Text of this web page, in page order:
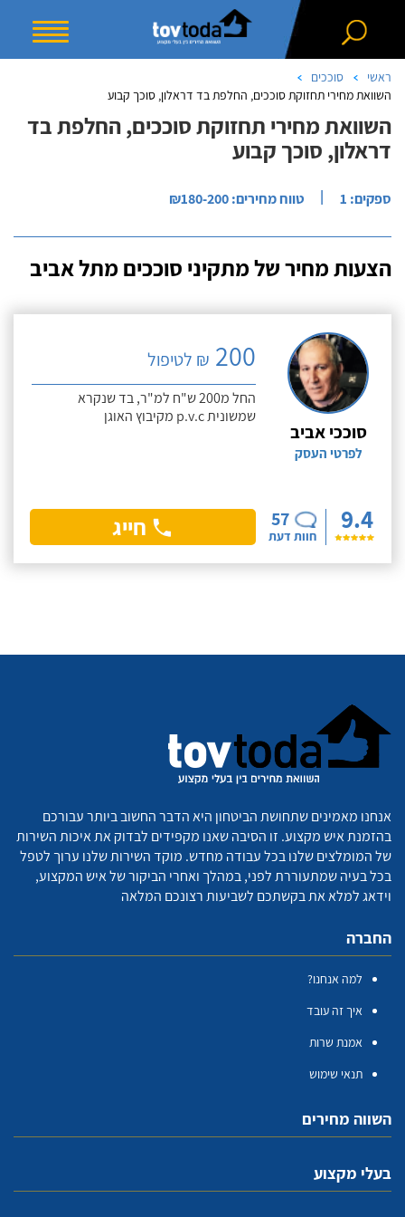
ראשי
סוככים
השוואת מחירי תחזוקת סוככים, החלפת בד דראלון, סוכך קבוע
השוואת מחירי תחזוקת סוככים, החלפת בד
דראלון, סוכך קבוע
ספקים: 1 | טווח מחירים: ₪180-200
הצעות מחיר של מתקיני סוככים מתל אביב
סוככי אביב
לפרטי העסק
9.4
57
חוות דעת
200 ₪ לטיפול
החל מ200 ש"ח למ"ר, בד שנקרא
שמשונית p.v.c מקיבוץ האוגן
חייג
אנחנו מאמינים שתחושת הביטחון היא הדבר החשוב ביותר עבורכם
בהזמנת איש מקצוע. זו הסיבה שאנו מקפידים לבדוק את איכות השירות
של המומלצים שלנו בכל עבודה מחדש. מוקד השירות שלנו ערוך לטפל
בכל בעיה שמתעוררת לפני, במהלך ואחרי הביקור של איש המקצוע,
וידאג למלא את בקשתכם לשביעות רצונכם המלאה
החברה
למה אנחנו?
איך זה עובד
אמנת שרות
תנאי שימוש
השווה מחירים
בעלי מקצוע